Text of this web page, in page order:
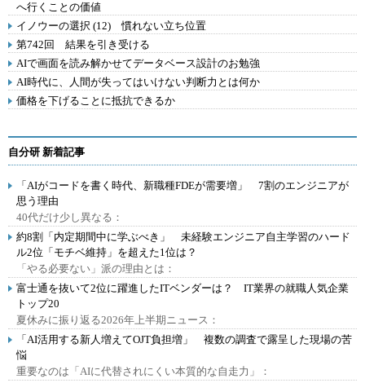
へ行くことの価値
イノウーの選択 (12) 慣れない立ち位置
第742回 結果を引き受ける
AIで画面を読み解かせてデータベース設計のお勉強
AI時代に、人間が失ってはいけない判断力とは何か
価格を下げることに抵抗できるか
自分研 新着記事
「AIがコードを書く時代、新職種FDEが需要増」 7割のエンジニアが
思う理由
40代だけ少し異なる：
約8割「内定期間中に学ぶべき」 未経験エンジニア自主学習のハード
ル2位「モチベ維持」を超えた1位は？
「やる必要ない」派の理由とは：
富士通を抜いて2位に躍進したITベンダーは？ IT業界の就職人気企業
トップ20
夏休みに振り返る2026年上半期ニュース：
「AI活用する新人増えてOJT負担増」 複数の調査で露呈した現場の苦
悩
重要なのは「AIに代替されにくい本質的な自走力」：